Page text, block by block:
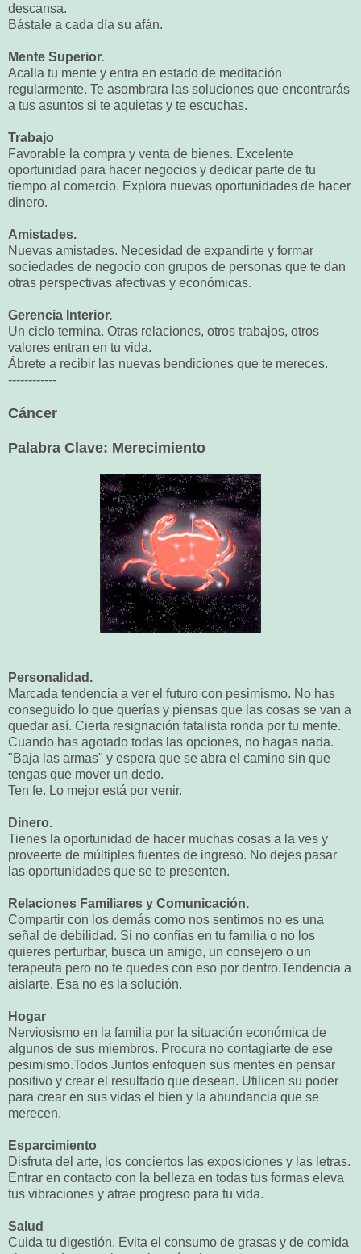
descansa.
Bástale a cada día su afán.
Mente Superior.
Acalla tu mente y entra en estado de meditación
regularmente. Te asombrara las soluciones que encontrarás
a tus asuntos si te aquietas y te escuchas.
Trabajo
Favorable la compra y venta de bienes. Excelente
oportunidad para hacer negocios y dedicar parte de tu
tiempo al comercio. Explora nuevas oportunidades de hacer
dinero.
Amistades.
Nuevas amistades. Necesidad de expandirte y formar
sociedades de negocio con grupos de personas que te dan
otras perspectivas afectivas y económicas.
Gerencia Interior.
Un ciclo termina. Otras relaciones, otros trabajos, otros
valores entran en tu vida.
Ábrete a recibir las nuevas bendiciones que te mereces.
------------
Cáncer
Palabra Clave: Merecimiento
Personalidad.
Marcada tendencia a ver el futuro con pesimismo. No has
conseguido lo que querías y piensas que las cosas se van a
quedar así. Cierta resignación fatalista ronda por tu mente.
Cuando has agotado todas las opciones, no hagas nada.
"Baja las armas" y espera que se abra el camino sin que
tengas que mover un dedo.
Ten fe. Lo mejor está por venir.
Dinero.
Tienes la oportunidad de hacer muchas cosas a la ves y
proveerte de múltiples fuentes de ingreso. No dejes pasar
las oportunidades que se te presenten.
Relaciones Familiares y Comunicación.
Compartir con los demás como nos sentimos no es una
señal de debilidad. Si no confías en tu familia o no los
quieres perturbar, busca un amigo, un consejero o un
terapeuta pero no te quedes con eso por dentro.Tendencia a
aislarte. Esa no es la solución.
Hogar
Nerviosismo en la familia por la situación económica de
algunos de sus miembros. Procura no contagiarte de ese
pesimismo.Todos Juntos enfoquen sus mentes en pensar
positivo y crear el resultado que desean. Utilicen su poder
para crear en sus vidas el bien y la abundancia que se
merecen.
Esparcimiento
Disfruta del arte, los conciertos las exposiciones y las letras.
Entrar en contacto con la belleza en todas tus formas eleva
tus vibraciones y atrae progreso para tu vida.
Salud
Cuida tu digestión. Evita el consumo de grasas y de comida